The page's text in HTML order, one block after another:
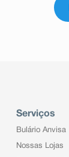
Serviços
Bulário Anvisa
Nossas Lojas